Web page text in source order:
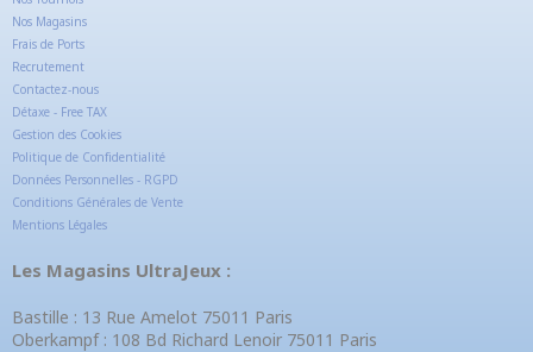
Nos Magasins
Frais de Ports
Recrutement
Contactez-nous
Détaxe - Free TAX
Gestion des Cookies
Politique de Confidentialité
Données Personnelles - RGPD
Conditions Générales de Vente
Mentions Légales
Les Magasins UltraJeux :
Bastille : 13 Rue Amelot 75011 Paris
Oberkampf : 108 Bd Richard Lenoir 75011 Paris